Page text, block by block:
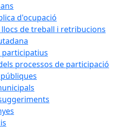
d'ocupació
llocs de treball i retribucions
participatius
processos de participació